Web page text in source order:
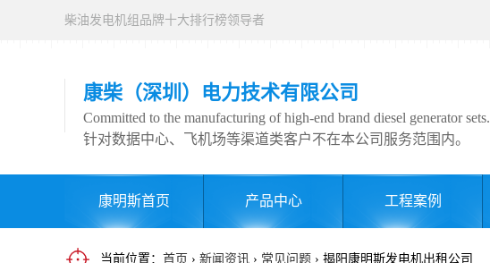
柴油发电机组品牌十大排行榜领导者
康柴（深圳）电力技术有限公司
Committed to the manufacturing of high-end brand diesel generator sets.
针对数据中心、飞机场等渠道类客户不在本公司服务范围内。
康明斯首页 产品中心 工程案例
当前位置： 首页 › 新闻资讯 › 常见问题 › 揭阳康明斯发电机出租公司